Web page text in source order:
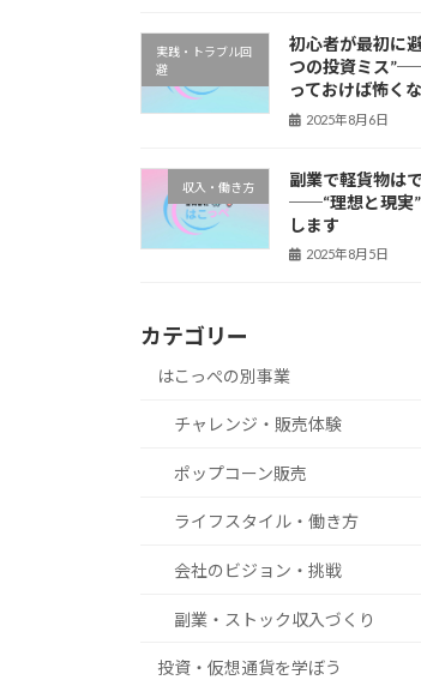
実践・トラブル回
避
初心者が最初に
つの投資ミス
っておけば怖く
2025年8月6日
収入・働き方
副業で軽貨物は
──“理想と現実
します
2025年8月5日
カテゴリー
はこっぺの別事業
チャレンジ・販売体験
ポップコーン販売
ライフスタイル・働き方
会社のビジョン・挑戦
副業・ストック収入づくり
投資・仮想通貨を学ぼう